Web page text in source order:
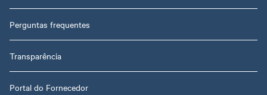
Perguntas frequentes
Transparência
Portal do Fornecedor